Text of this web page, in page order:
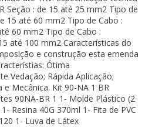
Seção : de 15 até 25 mm2 Tipo de
15 até 60 mm2 Tipo de Cabo :
60 mm2 Tipo de Cabo :
até 100 mm2 Características do
e construção esta emenda
Ótima
Vedação; Rápida Aplicação;
e Mecânica. Kit 90-NA 1 BR
90NA-BR 1 1- Molde Plástico (2
Resina 40G 370ml 1- Fita de PVC
1- Luva de Látex